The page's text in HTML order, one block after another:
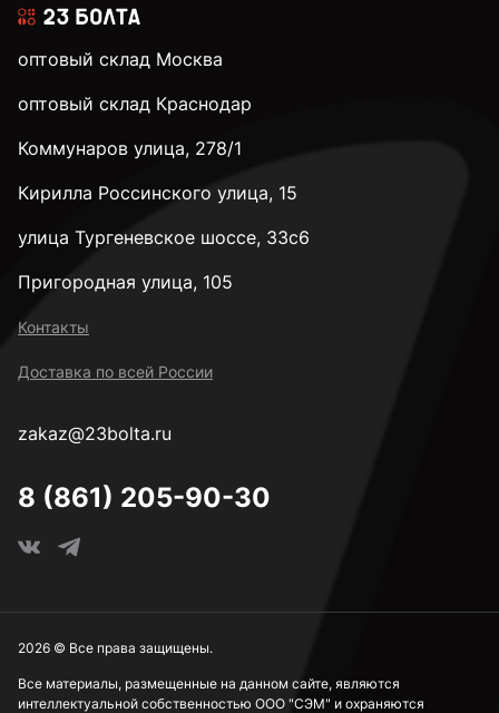
оптовый склад Москва
оптовый склад Краснодар
Коммунаров улица, 278/1
Кирилла Россинского улица, 15
улица Тургеневское шоссе, 33с6
Пригородная улица, 105
Контакты
Доставка по всей России
zakaz@23bolta.ru
8 (861) 205-90-30
Все материалы, размещенные на данном сайте, являются
интеллектуальной собственностью ООО "СЭМ" и охраняются
2026 © Все права защищены.